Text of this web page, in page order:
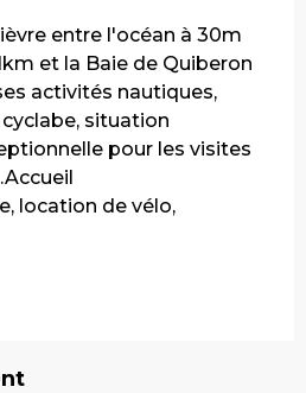
entre l'océan à 30m
et la Baie de Quiberon
activités nautiques,
situation
pour les visites
location de vélo,